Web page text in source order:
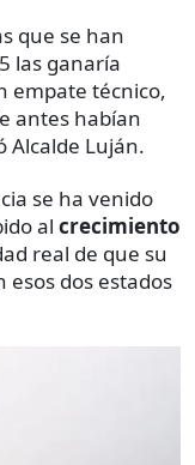
que se han
las ganaría
empate técnico,
antes habían
Alcalde Luján.
se ha venido
al crecimiento
real de que su
dos estados